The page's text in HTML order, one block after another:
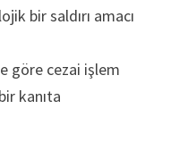
bir saldırı amacı
göre cezai işlem
kanıta